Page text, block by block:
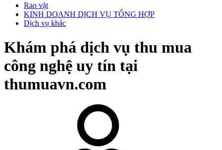
Rao vặt
KINH DOANH DỊCH VỤ TỔNG HỢP
Dịch vụ khác
Khám phá dịch vụ thu mua
công nghệ uy tín tại
thumuavn.com